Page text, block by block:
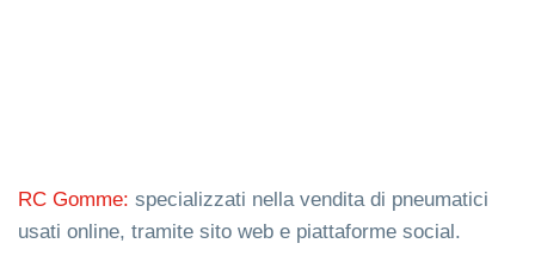
RC Gomme: specializzati nella vendita di pneumatici
usati online, tramite sito web e piattaforme social.